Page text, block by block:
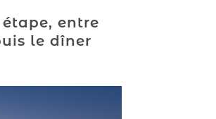
entre
le dîner